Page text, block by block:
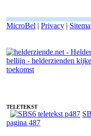
MicroBel | Privacy |
TELETEKST
pagina 487